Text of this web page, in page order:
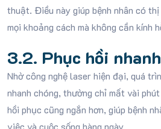
thuật. Điều này giúp bệnh nhân có
mọi khoảng cách mà không cần kính
3.2. Phục hồi
Nhờ công nghệ laser hiện đại, quá
nhanh chóng, thường chỉ mất vài
hồi phục cũng ngắn hơn, giúp bệnh
việc và cuộc sống hàng ngày.